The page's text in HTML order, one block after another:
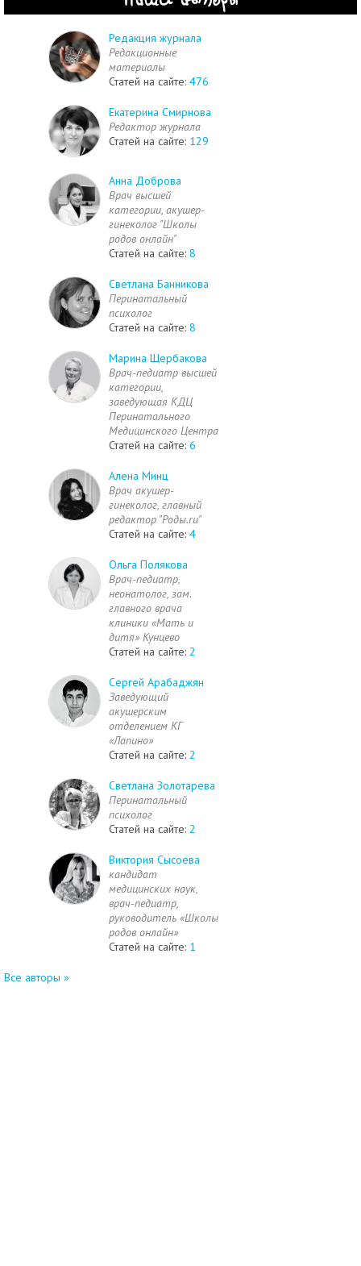
Редакция журнала
Редакционные
материалы
Статей на сайте: 476
Екатерина Смирнова
Редактор журнала
Статей на сайте: 129
Анна Доброва
Врач высшей
категории, акушер-
гинеколог "Школы
родов онлайн"
Статей на сайте: 8
Светлана Банникова
Перинатальный
психолог
Статей на сайте: 8
Марина Щербакова
Врач-педиатр высшей
категории,
заведующая КДЦ
Перинатального
Медицинского Центра
Статей на сайте: 6
Алена Минц
Врач акушер-
гинеколог, главный
редактор "Роды.ru"
Статей на сайте: 4
Ольга Полякова
Врач-педиатр,
неонатолог, зам.
главного врача
клиники «Мать и
дитя» Кунцево
Статей на сайте: 2
Сергей Арабаджян
Заведующий
акушерским
отделением КГ
«Лапино»
Статей на сайте: 2
Светлана Золотарева
Перинатальный
психолог
Статей на сайте: 2
Виктория Сысоева
кандидат
медицинских наук,
врач-педиатр,
руководитель «Школы
родов онлайн»
Статей на сайте: 1
Все авторы »